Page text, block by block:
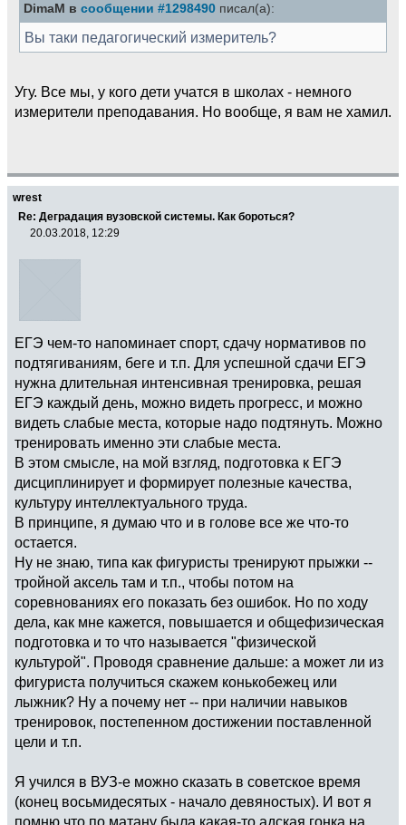
DimaM в сообщении #1298490 писал(а):
Вы таки педагогический измеритель?
Угу. Все мы, у кого дети учатся в школах - немного
измерители преподавания. Но вообще, я вам не хамил.
wrest
Re: Деградация вузовской системы. Как бороться?
20.03.2018, 12:29
ЕГЭ чем-то напоминает спорт, сдачу нормативов по
подтягиваниям, беге и т.п. Для успешной сдачи ЕГЭ
нужна длительная интенсивная тренировка, решая
ЕГЭ каждый день, можно видеть прогресс, и можно
видеть слабые места, которые надо подтянуть. Можно
тренировать именно эти слабые места.
В этом смысле, на мой взгляд, подготовка к ЕГЭ
дисциплинирует и формирует полезные качества,
культуру интеллектуального труда.
В принципе, я думаю что и в голове все же что-то
остается.
Ну не знаю, типа как фигуристы тренируют прыжки --
тройной аксель там и т.п., чтобы потом на
соревнованиях его показать без ошибок. Но по ходу
дела, как мне кажется, повышается и общефизическая
подготовка и то что называется "физической
культурой". Проводя сравнение дальше: а может ли из
фигуриста получиться скажем конькобежец или
лыжник? Ну а почему нет -- при наличии навыков
тренировок, постепенном достижении поставленной
цели и т.п.
Я учился в ВУЗ-е можно сказать в советское время
(конец восьмидесятых - начало девяностых). И вот я
помню что по матану была какая-то адская гонка на